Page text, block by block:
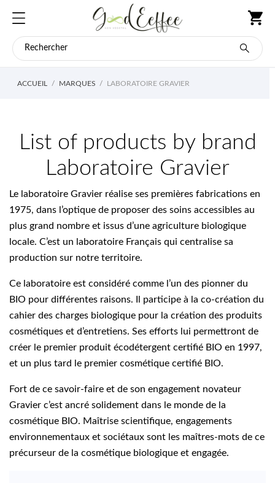
ACCUEIL MARQUES LABORATOIRE GRAVIER
List of products by brand
Laboratoire Gravier
Le laboratoire Gravier réalise ses premières fabrications en
1975, dans l’optique de proposer des soins accessibles au
plus grand nombre et issus d’une agriculture biologique
locale. C’est un laboratoire Français qui centralise sa
production sur notre territoire.
Ce laboratoire est considéré comme l’un des pionner du
BIO pour différentes raisons. Il participe à la co-création du
cahier des charges biologique pour la création des produits
cosmétiques et d’entretiens. Ses efforts lui permettront de
créer le premier produit écodétergent certifié BIO en 1997,
et un plus tard le premier cosmétique certifié BIO.
Fort de ce savoir-faire et de son engagement novateur
Gravier c’est ancré solidement dans le monde de la
cosmétique BIO. Maîtrise scientifique, engagements
environnementaux et sociétaux sont les maîtres-mots de ce
précurseur de la cosmétique biologique et engagée.